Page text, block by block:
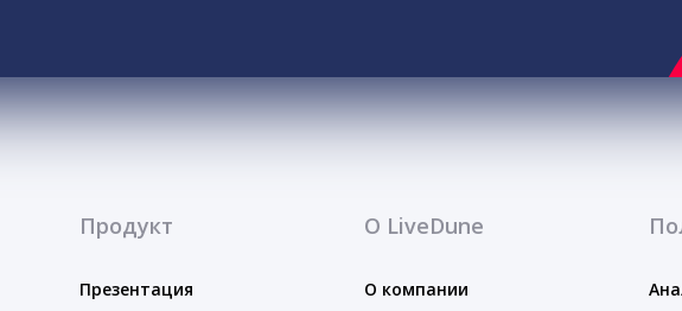
Продукт
Презентация
О LiveDune
О компании